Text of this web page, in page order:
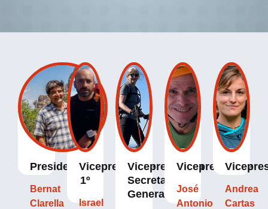
Presidente
Bernat
Clarella
Vicepresidente
1º
Israel
Vicepresidenta
Secretaria
General
Vicepresidente
José
Antonio
Andrea
Cartas